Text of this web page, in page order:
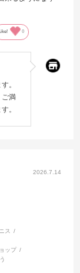
0
。
ご満
。
2026.7.14
ス
ップ